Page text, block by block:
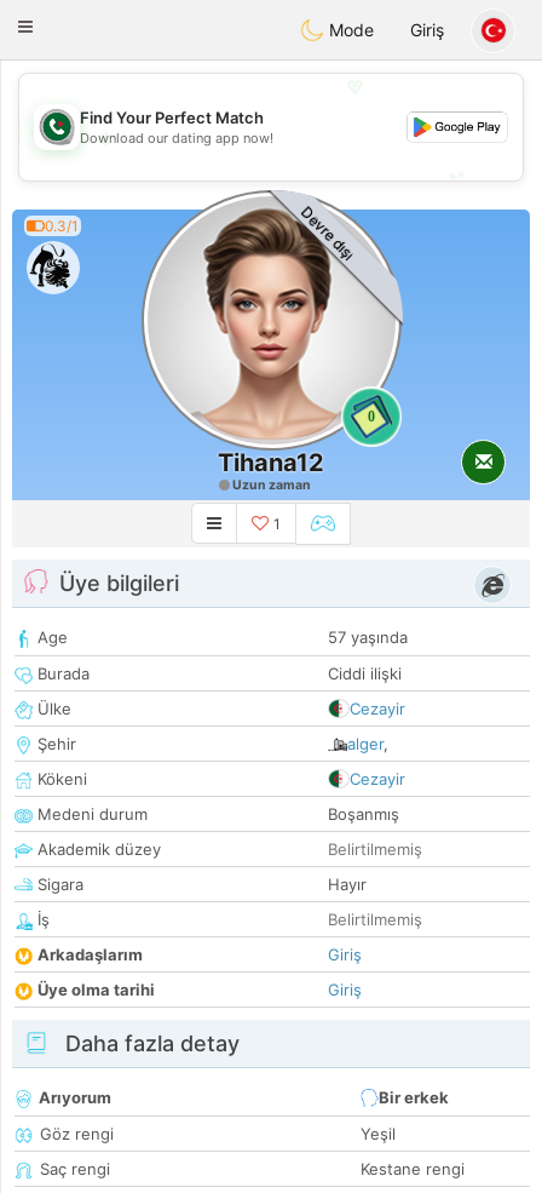
Weshrak
Toggle
Mode Giriş
💖
💕
Find Your Perfect Match
Download our dating app now!
0.3/1
0
Devre dışı
Tihana12
Uzun zaman
1
Üye bilgileri
Age
57 yaşında
Burada
Ciddi ilişki
Ülke
Cezayir
Şehir
alger,
Kökeni
Cezayir
Medeni durum
Boşanmış
Akademik düzey
Belirtilmemiş
Sigara
Hayır
İş
Belirtilmemiş
Arkadaşlarım
Giriş
Üye olma tarihi
Giriş
Daha fazla detay
Arıyorum
Bir erkek
Göz rengi
Yeşil
Saç rengi
Kestane rengi